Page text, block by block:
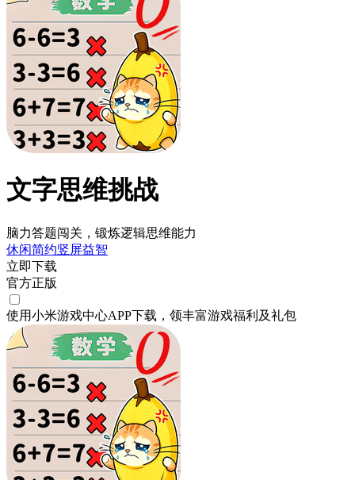
文字思维挑战
脑力答题闯关，锻炼逻辑思维能力
休闲简约竖屏益智
立即下载
官方正版
使用小米游戏中心APP下载 ，领丰富游戏福利 及礼包